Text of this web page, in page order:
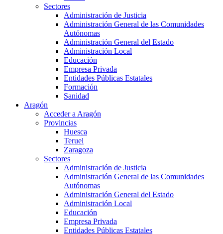
Sectores
Administración de Justicia
Administración General de las Comunidades
Autónomas
Administración General del Estado
Administración Local
Educación
Empresa Privada
Entidades Públicas Estatales
Formación
Sanidad
Aragón
Acceder a Aragón
Provincias
Huesca
Teruel
Zaragoza
Sectores
Administración de Justicia
Administración General de las Comunidades
Autónomas
Administración General del Estado
Administración Local
Educación
Empresa Privada
Entidades Públicas Estatales